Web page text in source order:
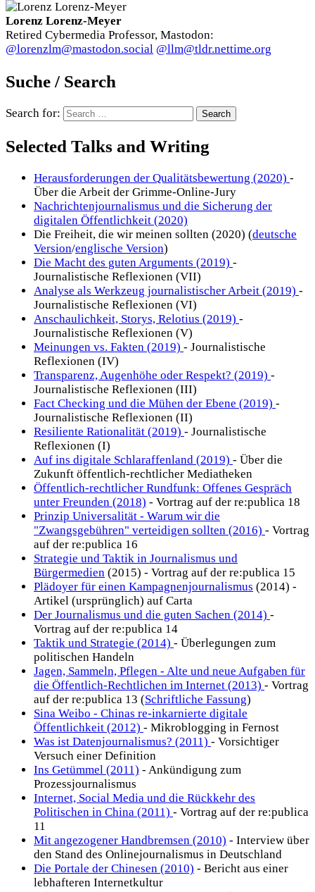
Lorenz Lorenz-Meyer
Retired Cybermedia Professor, Mastodon:
@lorenzlm@mastodon.social @llm@tldr.nettime.org
Suche / Search
Search for:
Selected Talks and Writing
Herausforderungen der Qualitätsbewertung (2020) -
Über die Arbeit der Grimme-Online-Jury
Nachrichtenjournalismus und die Sicherung der
digitalen Öffentlichkeit (2020)
Die Freiheit, die wir meinen sollten (2020) (deutsche
Version/englische Version)
Die Macht des guten Arguments (2019) -
Journalistische Reflexionen (VII)
Analyse als Werkzeug journalistischer Arbeit (2019) -
Journalistische Reflexionen (VI)
Anschaulichkeit, Storys, Relotius (2019) -
Journalistische Reflexionen (V)
Meinungen vs. Fakten (2019) - Journalistische
Reflexionen (IV)
Transparenz, Augenhöhe oder Respekt? (2019) -
Journalistische Reflexionen (III)
Fact Checking und die Mühen der Ebene (2019) -
Journalistische Reflexionen (II)
Resiliente Rationalität (2019) - Journalistische
Reflexionen (I)
Auf ins digitale Schlaraffenland (2019) - Über die
Zukunft öffentlich-rechtlicher Mediatheken
Öffentlich-rechtlicher Rundfunk: Offenes Gespräch
unter Freunden (2018) - Vortrag auf der re:publica 18
Prinzip Universalität - Warum wir die
"Zwangsgebühren" verteidigen sollten (2016) - Vortrag
auf der re:publica 16
Strategie und Taktik in Journalismus und
Bürgermedien (2015) - Vortrag auf der re:publica 15
Plädoyer für einen Kampagnenjournalismus (2014) -
Artikel (ursprünglich) auf Carta
Der Journalismus und die guten Sachen (2014) -
Vortrag auf der re:publica 14
Taktik und Strategie (2014) - Überlegungen zum
politischen Handeln
Jagen, Sammeln, Pflegen - Alte und neue Aufgaben für
die Öffentlich-Rechtlichen im Internet (2013) - Vortrag
auf der re:publica 13 (Schriftliche Fassung)
Sina Weibo - Chinas re-inkarnierte digitale
Öffentlichkeit (2012) - Mikroblogging in Fernost
Was ist Datenjournalismus? (2011) - Vorsichtiger
Versuch einer Definition
Ins Getümmel (2011) - Ankündigung zum
Prozessjournalismus
Internet, Social Media und die Rückkehr des
Politischen in China (2011) - Vortrag auf der re:publica
11
Mit angezogener Handbremsen (2010) - Interview über
den Stand des Onlinejournalismus in Deutschland
Die Portale der Chinesen (2010) - Bericht aus einer
lebhafteren Internetkultur